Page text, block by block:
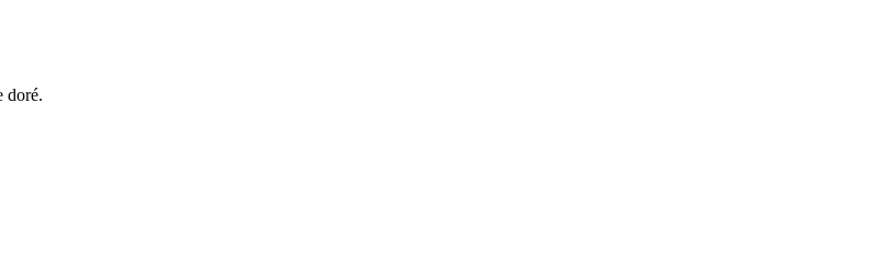
doré.